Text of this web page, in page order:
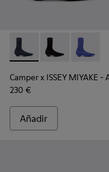
Camper x ISSEY
Camper x
Camper x ISSEY MIYAKE -
230 €
Añadir